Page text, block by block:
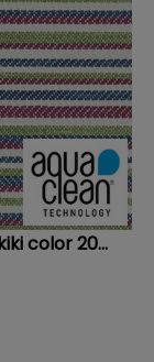
color 20...